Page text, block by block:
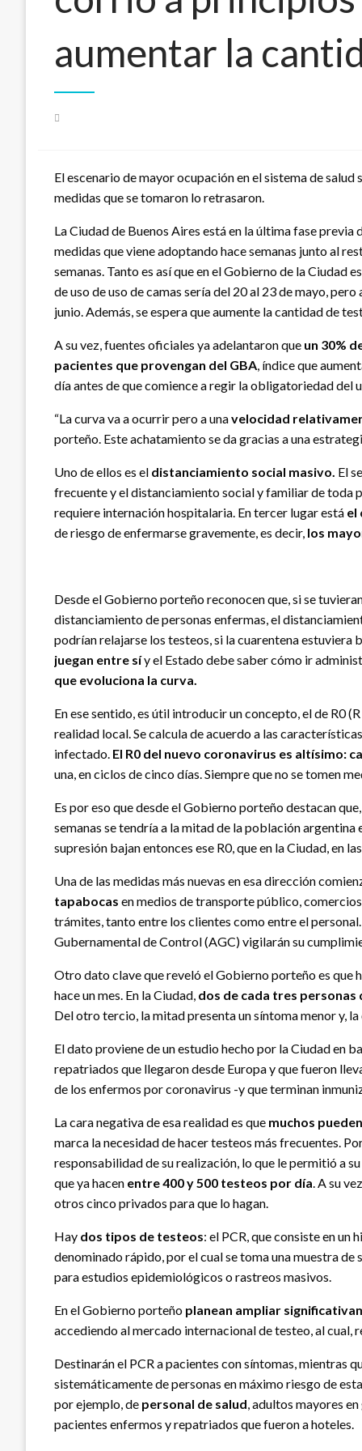
aumentar la
El escenario de mayor ocupación en el sistema de
medidas que se tomaron lo retrasaron.
La Ciudad de Buenos Aires está en la última fase
medidas que viene adoptando hace semanas junto al
semanas. Tanto es así que en el Gobierno de la Ciudad
de uso de uso de camas sería del 20 al 23 de mayo,
junio. Además, se espera que aumente la cantidad de
A su vez, fuentes oficiales ya adelantaron que un 30%
pacientes que provengan del GBA, índice que
día antes de que comience a regir la obligatoriedad del
“La curva va a ocurrir pero a unavelocidad
porteño. Este achatamiento se da gracias a una
Uno de ellos es el distanciamiento social masivo. El
frecuente y el distanciamiento social y familiar de toda
requiere internación hospitalaria. En tercer lugar está el
de riesgo de enfermarse gravemente, es decir, los
Desde el Gobierno porteño reconocen que, si se
distanciamiento de personas enfermas, el
podrían relajarse los testeos, si la cuarentena estuviera
juegan entre síy el Estado debe saber cómo ir
que evoluciona la curva.
En ese sentido, es útil introducir un concepto, el de R0
realidad local. Se calcula de acuerdo a las
infectado. El R0 del nuevo coronavirus es altísimo:
una, en ciclos de cinco días. Siempre que no se tomen
Es por eso que desde el Gobierno porteño destacan
semanas se tendría a la mitad de la población
supresión bajan entonces ese R0, que en la Ciudad, en
Una de las medidas más nuevas en esa dirección
tapabocas en medios de transporte público,
trámites, tanto entre los clientes como entre el
Gubernamental de Control (AGC) vigilarán su
Otro dato clave que reveló el Gobierno porteño es que
hace un mes. En la Ciudad, dos de cada tres
Del otro tercio, la mitad presenta un síntoma menor y,
El dato proviene de un estudio hecho por la Ciudad en
repatriados que llegaron desde Europa y que fueron
de los enfermos por coronavirus -y que terminan
La cara negativa de esa realidad es que muchos
marca la necesidad de hacer testeos más frecuentes.
responsabilidad de su realización, lo que le permitió a
que ya hacen entre 400 y 500 testeos por día. A su
otros cinco privados para que lo hagan.
Hay dos tipos de testeos: el PCR, que consiste en un
denominado rápido, por el cual se toma una muestra de
para estudios epidemiológicos o rastreos masivos.
En el Gobierno porteño planean ampliar
accediendo al mercado internacional de testeo, al cual,
Destinarán el PCR a pacientes con síntomas, mientras
sistemáticamente de personas en máximo riesgo de
por ejemplo, de personal de salud, adultos mayores
pacientes enfermos y repatriados que fueron a hoteles.